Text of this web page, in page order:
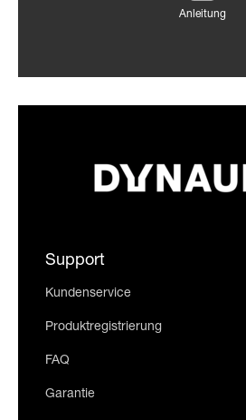
Anleitung
Support
Kundenservice
Produktregistrierung
FAQ
Garantie